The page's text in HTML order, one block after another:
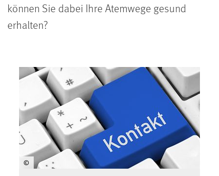
können Sie dabei Ihre Atemwege gesund
erhalten?
©